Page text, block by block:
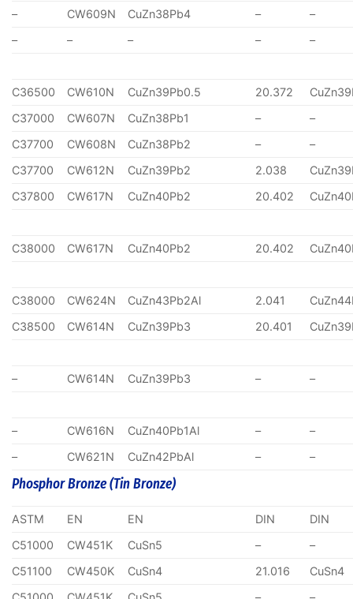
–
CW609N CuZn38Pb4 –
–
–
– – – –
C36500 CW610N CuZn39Pb0.5 20.372
C37000
CW607N CuZn38Pb1 –
–
C37700
CW608N CuZn38Pb2 –
–
C37700
CW612N CuZn39Pb2 2.038
C37800
CW617N CuZn40Pb2 20.402
C38000 CW617N CuZn40Pb2 20.402
C38000 CW624N CuZn43Pb2Al 2.041
C38500
CW614N CuZn39Pb3 20.401
– CW614N CuZn39Pb3 – –
– CW616N CuZn40Pb1Al –
–
–
CW621N CuZn42PbAl – –
Phosphor Bronze (Tin Bronze)
ASTM EN EN DIN
DIN
C51000
CW451K CuSn5 –
–
C51100
CW450K CuSn4 21.016
CuSn4